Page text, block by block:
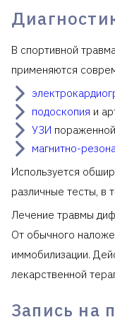
В спортивной
применяются
подоскопия и
УЗИ
магнитно-
Используется
различные тесты, в
Лечение травмы
От обычного
иммобилизации.
лекарственной
Запись на